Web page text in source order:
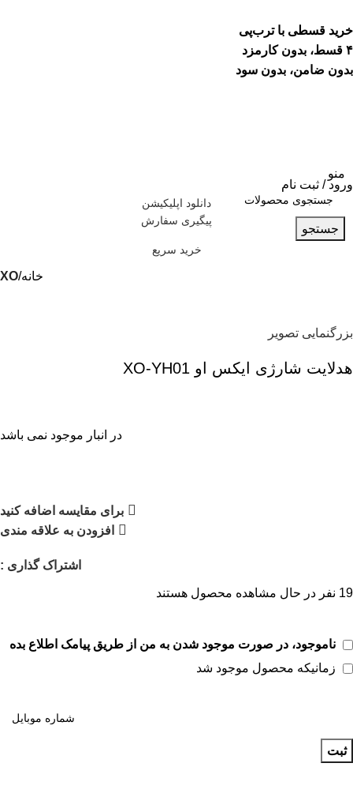
خرید قسطی با ترب‌پی
۴ قسط، بدون کارمزد
بدون ضامن، بدون سود
ورود / ثبت نام
دانلود اپلیکیشن
پیگیری سفارش
منو
جستجو
خرید سریع
خانه XO
بزرگنمایی تصویر
هدلایت شارژی ایکس او XO-YH01
در انبار موجود نمی باشد
برای مقایسه اضافه کنید
افزودن به علاقه مندی
اشتراک گذاری :
19 نفر در حال مشاهده محصول هستند
ناموجود، در صورت موجود شدن به من از طریق پیامک اطلاع بده
زمانیکه محصول موجود شد
ثبت